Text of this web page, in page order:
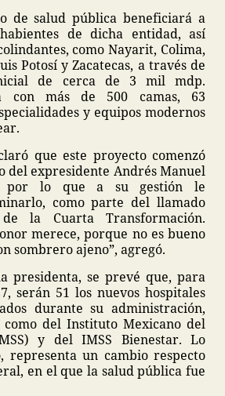
de salud pública beneficiará a
de dicha entidad, así
como Nayarit, Colima,
Potosí y Zacatecas, a través de
de cerca de 3 mil mdp.
con más de 500 camas, 63
y equipos modernos
que este proyecto comenzó
del expresidente Andrés Manuel
por lo que a su gestión le
como parte del llamado
de la Cuarta Transformación.
merece, porque no es bueno
sombrero ajeno”, agregó.
presidenta, se prevé que, para
serán 51 los nuevos hospitales
durante su administración,
como del Instituto Mexicano del
y del IMSS Bienestar. Lo
representa un cambio respecto
en el que la salud pública fue